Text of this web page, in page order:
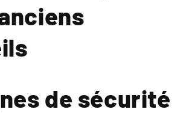
de sécurité